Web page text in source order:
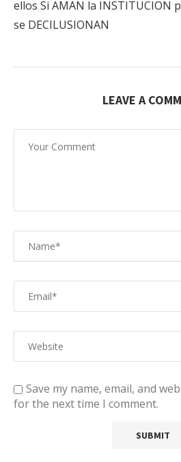
ellos Si AMAN la INSTITUCION
se DECILUSIONAN
LEAVE A
Save my name, email, and
for the next time I comment.